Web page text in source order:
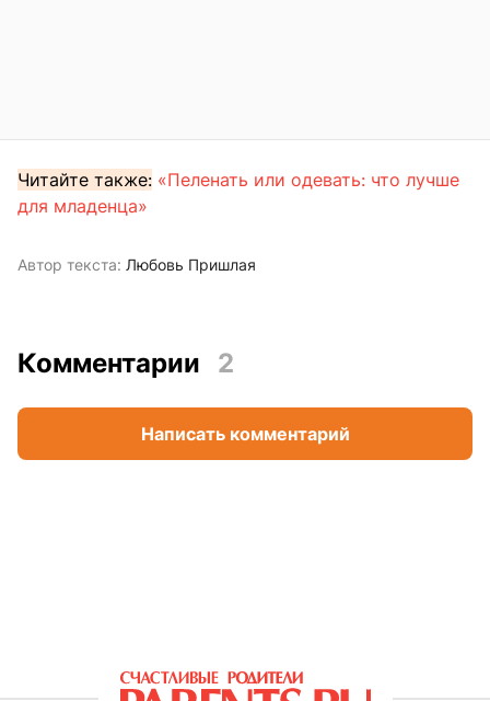
Читайте также: «Пеленать или одевать: что лучше
для младенца»
Автор текста: Любовь Пришлая
Комментарии 2
Написать комментарий